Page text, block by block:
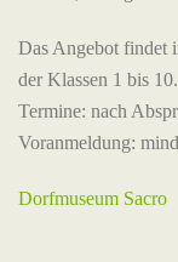
Das Angebot findet
der Klassen 1 bis 10.
Termine: nach
Voranmeldung:
Dorfmuseum Sacro